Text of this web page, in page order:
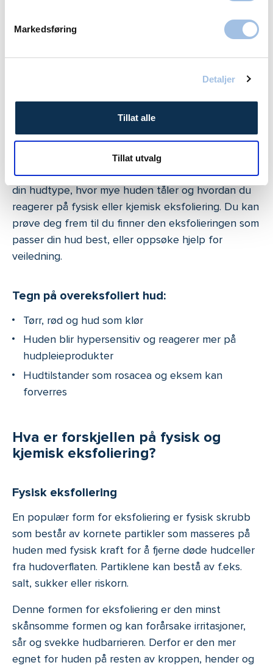
Markedsføring
Detaljer
Tillat alle
Tillat utvalg
Unngå overeksfoliering
dehydrert hud med svekket barrierefunksjon. Når
svekket, fører det til at selv skånsomme
hudpleieprodukter kan irritere huden, og gjøre det
vanskeligere for huden å ta opp fuktigheten.
Hvor ofte du bør bruke eksfoliering er avhengig av
din hudtype, hvor mye huden tåler og hvordan du
reagerer på fysisk eller kjemisk eksfoliering. Du kan
prøve deg frem til du finner den eksfolieringen som
passer din hud best, eller oppsøke hjelp for
veiledning.
Tegn på overeksfoliert hud:
Tørr, rød og hud som klør
Huden blir hypersensitiv og reagerer mer på
hudpleieprodukter
Hudtilstander som rosacea og eksem kan
forverres
Hva er forskjellen på fysisk og
kjemisk eksfoliering?
Fysisk eksfoliering
En populær form for eksfoliering er fysisk skrubb
som består av kornete partikler som masseres på
huden med fysisk kraft for å fjerne døde hudceller
fra hudoverflaten. Partiklene kan bestå av f.eks.
salt, sukker eller riskorn.
Denne formen for eksfoliering er den minst
skånsomme formen og kan forårsake irritasjoner,
sår og svekke hudbarrieren. Derfor er den mer
egnet for huden på resten av kroppen, hender og